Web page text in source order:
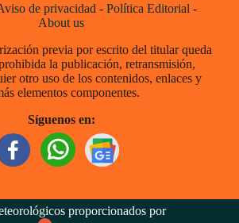
de privacidad - Política Editorial -
About us
previa por escrito del titular queda
la publicación, retransmisión,
otro uso de los contenidos, enlaces y
elementos componentes.
Síguenos en:
proporcionados por